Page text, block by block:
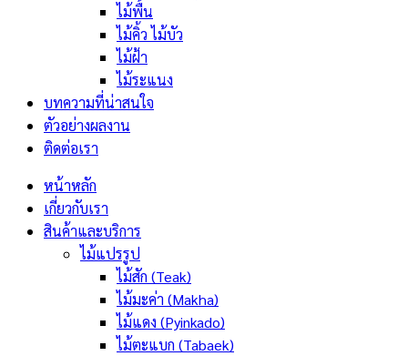
ไม้พื้น
ไม้คิ้ว ไม้บัว
ไม้ฝ้า
ไม้ระแนง
บทความที่น่าสนใจ
ตัวอย่างผลงาน
ติดต่อเรา
หน้าหลัก
เกี่ยวกับเรา
สินค้าและบริการ
ไม้แปรรูป
ไม้สัก (Teak)
ไม้มะค่า (Makha)
ไม้แดง (Pyinkado)
ไม้ตะแบก (Tabaek)